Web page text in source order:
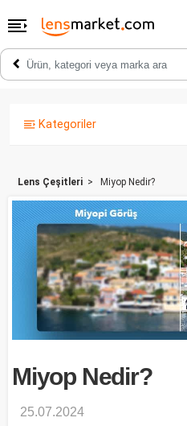
Kategoriler
Lens Çeşitleri Miyop Nedir?
Miyop Nedir?
25.07.2024